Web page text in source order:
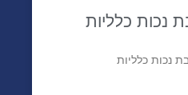
נכות כלליות
נכות כלליות